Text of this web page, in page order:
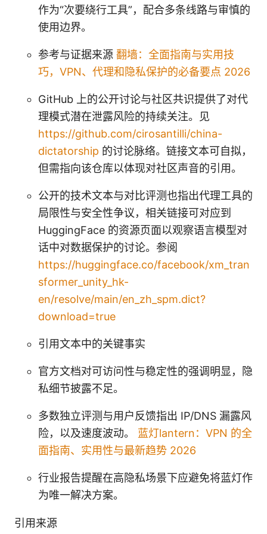
作为“次要绕行工具”，配合多条线路与审慎的
使用边界。
参考与证据来源 翻墙：全面指南与实用技
巧，VPN、代理和隐私保护的必备要点 2026
GitHub 上的公开讨论与社区共识提供了对代
理模式潜在泄露风险的持续关注。见
https://github.com/cirosantilli/china-
dictatorship 的讨论脉络。链接文本可自拟，
但需指向该仓库以体现对社区声音的引用。
公开的技术文本与对比评测也指出代理工具的
局限性与安全性争议，相关链接可对应到
HuggingFace 的资源页面以观察语言模型对
话中对数据保护的讨论。参阅
https://huggingface.co/facebook/xm_tran
sformer_unity_hk-
en/resolve/main/en_zh_spm.dict?
download=true
引用文本中的关键事实
官方文档对可访问性与稳定性的强调明显，隐
私细节披露不足。
多数独立评测与用户反馈指出 IP/DNS 漏露风
险，以及速度波动。 蓝灯lantern：VPN 的全
面指南、实用性与最新趋势 2026
行业报告提醒在高隐私场景下应避免将蓝灯作
为唯一解决方案。
引用来源